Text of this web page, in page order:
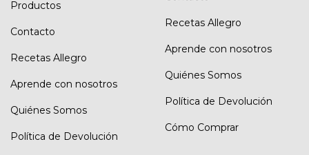
Productos
Contacto
Recetas Allegro
Aprende con nosotros
Quiénes Somos
Política de Devolución
Recetas Allegro
Aprende con nosotros
Quiénes Somos
Política de Devolución
Cómo Comprar